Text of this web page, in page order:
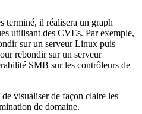
terminé, il réalisera un graph
utilisant des CVEs. Par exemple,
sur un serveur Linux puis
rebondir sur un serveur
SMB sur les contrôleurs de
visualiser de façon claire les
de domaine.